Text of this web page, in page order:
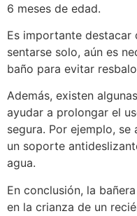
6 meses de edad.
Es importante destacar
sentarse solo, aún es
baño para evitar
Además, existen
ayudar a prolongar el
segura. Por ejemplo,
un soporte
agua.
En conclusión, la
en la crianza de un